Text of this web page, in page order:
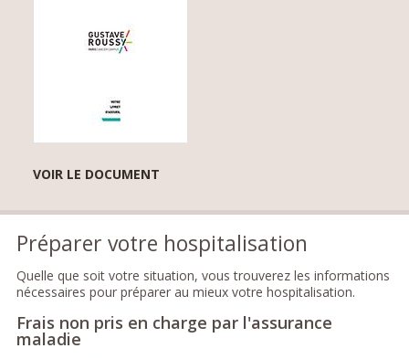
VOIR LE DOCUMENT
Préparer votre hospitalisation
Quelle que soit votre situation, vous trouverez les informations
nécessaires pour préparer au mieux votre hospitalisation.
Frais non pris en charge par l'assurance
maladie